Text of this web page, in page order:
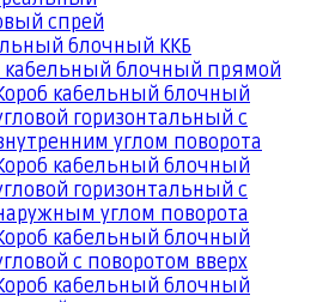
спрей
блочный ККБ
кабельный блочный прямой
кабельный блочный
горизонтальный с
углом поворота
кабельный блочный
горизонтальный с
углом поворота
кабельный блочный
с поворотом вверх
кабельный блочный